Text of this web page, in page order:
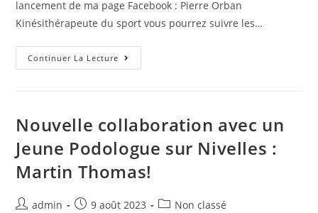
lancement de ma page Facebook : Pierre Orban
Kinésithérapeute du sport vous pourrez suivre les…
Continuer La Lecture
Nouvelle collaboration avec un
Jeune Podologue sur Nivelles :
Martin Thomas!
admin 9 août 2023 Non classé